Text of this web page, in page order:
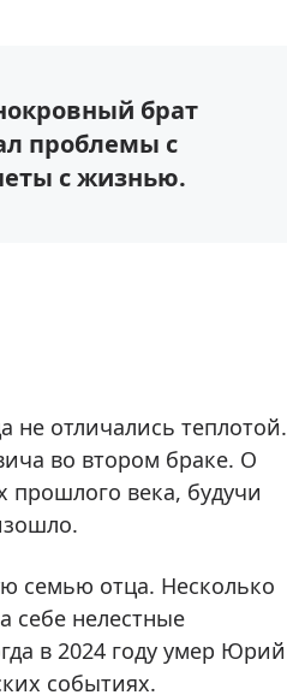
брат
проблемы с
с жизнью.
не отличались теплотой.
во втором браке. О
прошлого века, будучи
семью отца. Несколько
себе нелестные
в 2024 году умер Юрий
событиях.